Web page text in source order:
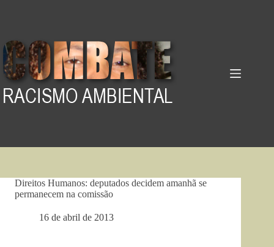
Direitos Humanos: deputados decidem amanhã se
permanecem na comissão
16 de abril de 2013